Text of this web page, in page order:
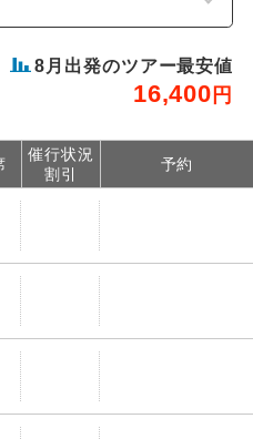
8 月出発のツアー最安値
16,400 円
催行状況
割引
予約